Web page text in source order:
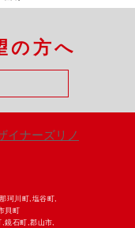
の方へ
珂川町,塩谷町,
貝町
,鏡石町,郡山市,